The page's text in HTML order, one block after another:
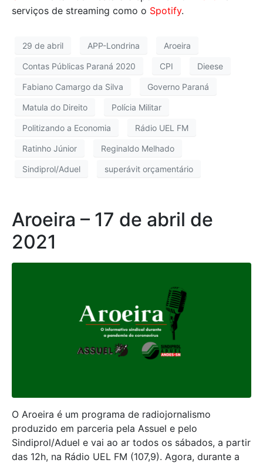
serviços de streaming como o Spotify.
29 de abril APP-Londrina Aroeira
Contas Públicas Paraná 2020 CPI Dieese
Fabiano Camargo da Silva Governo Paraná
Matula do Direito Polícia Militar
Politizando a Economia Rádio UEL FM
Ratinho Júnior Reginaldo Melhado
Sindiprol/Aduel superávit orçamentário
Aroeira – 17 de abril de
2021
O Aroeira é um programa de radiojornalismo
produzido em parceria pela Assuel e pelo
Sindiprol/Aduel e vai ao ar todos os sábados, a partir
das 12h, na Rádio UEL FM (107,9). Agora, durante a